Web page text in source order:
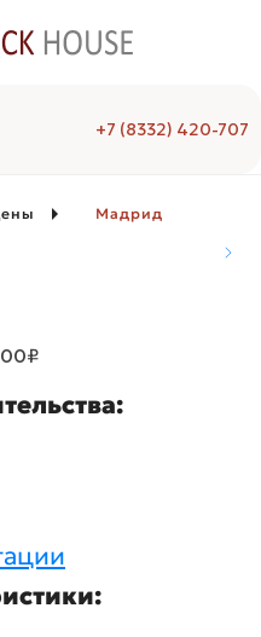
+7 (8332) 420-707
Мадрид
₽